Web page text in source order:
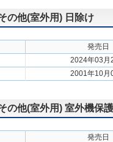
の他(室外用) 日除け
発売日
2024年03月
2001年10月
の他(室外用) 室外機保
発売日